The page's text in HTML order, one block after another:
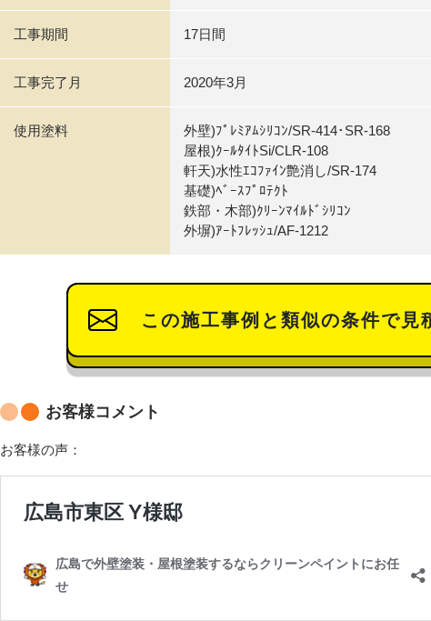
工事期間 17日間
工事完了月 2020年3月
使用塗料
外壁)ﾌﾟﾚﾐｱﾑｼﾘｺﾝ/SR-414･SR-168
屋根)ｸｰﾙﾀｲﾄSi/CLR-108
軒天)水性ｴｺﾌｧｲﾝ艶消し/SR-174
基礎)ﾍﾞｰｽﾌﾟﾛﾃｸﾄ
鉄部・木部)ｸﾘｰﾝﾏｲﾙﾄﾞｼﾘｺﾝ
外塀)ｱｰﾄﾌﾚｯｼｭ/AF-1212
この施工事例と類似の条件で見
お客様コメント
お客様の声：